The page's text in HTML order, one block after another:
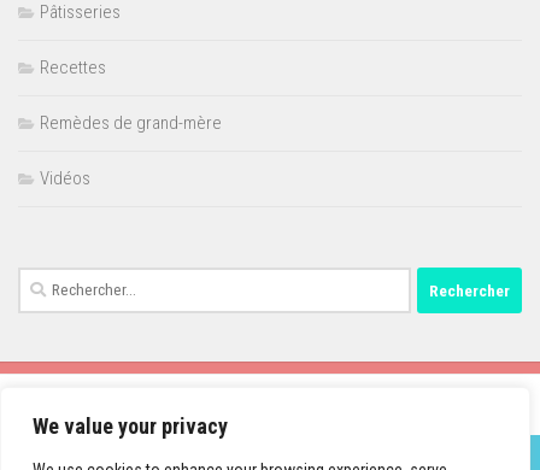
We value your privacy
Pâtisseries
Recettes
Remèdes de grand-mère
Vidéos
Rechercher :